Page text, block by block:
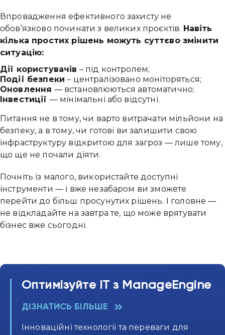
Впровадження ефективного захисту не
обов’язково починати з великих проєктів. Навіть
кілька простих рішень можуть суттєво змінити
ситуацію:
Дії користувачів – під контролем;
Події безпеки – централізовано моніторяться;
Оновлення — встановлюються автоматично;
Інвестиції — мінімальні або відсутні.
Питання не в тому, чи варто витрачати мільйони на
безпеку, а в тому, чи готові ви залишити свою
інфраструктуру відкритою для загроз — лише тому,
що ще не почали діяти.
Почніть із малого, використайте доступні
інструменти — і вже незабаром ви зможете
перейти до більш просунутих рішень. І головне —
не відкладайте на завтра те, що може врятувати
бізнес вже сьогодні.
Оптимізуйте ІТ з ManageEngine
ДІЗНАТИСЬ БІЛЬШЕ
Інноваційні технології та переваги для